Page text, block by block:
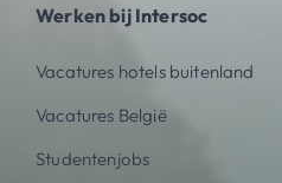
Werken bij Intersoc
Vacatures hotels buitenland
Vacatures België
Studentenjobs